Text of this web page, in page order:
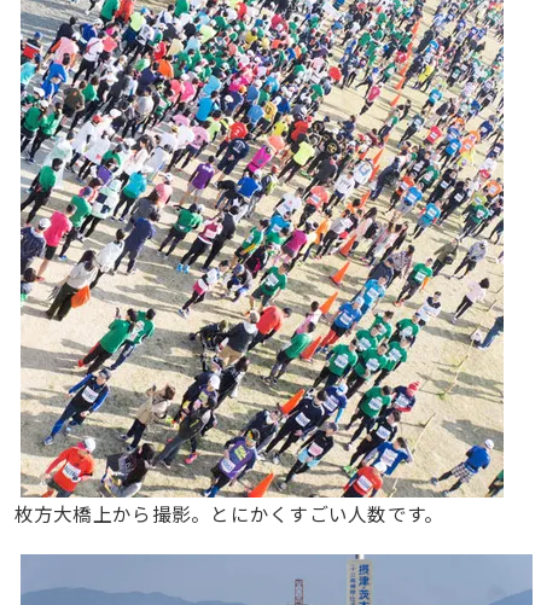
枚方大橋上から撮影。とにかくすごい人数です。